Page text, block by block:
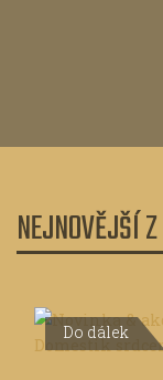
NEJNOVĚJŠÍ
Do dálek